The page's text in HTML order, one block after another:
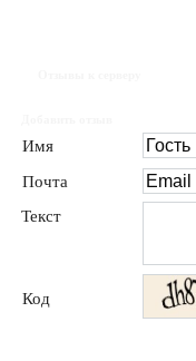
Имя
Почта
Текст
Код